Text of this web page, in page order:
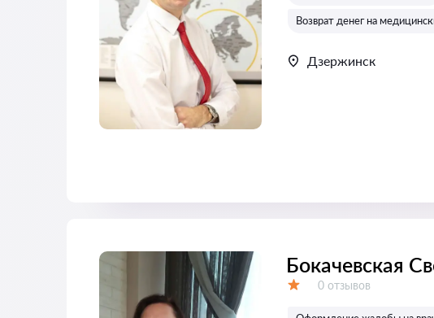
Возврат денег на
Дзержинск
Бокачевская
Отзывов:
0 отзывов